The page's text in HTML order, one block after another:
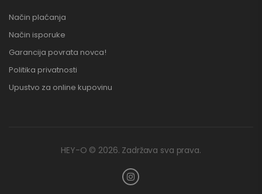
Način plaćanja
Način isporuke
Garancija povrata novca!
Politika privatnosti
Upustvo za online kupovinu
HEY-O © 2026. Zadržava sva prava.